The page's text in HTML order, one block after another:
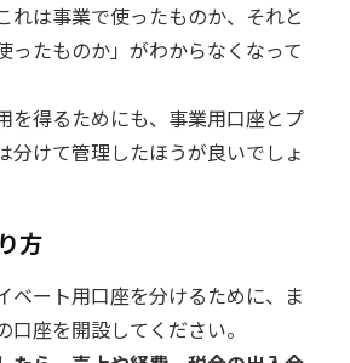
れは事業で使ったものか、それと
ったものか」がわからなくなって
を得るためにも、事業用口座とプ
分けて管理したほうが良いでしょ
方
ベート用口座を分けるために、ま
座を開設してください。